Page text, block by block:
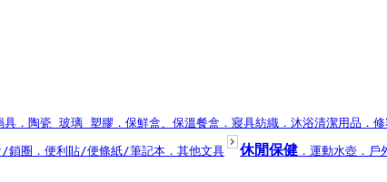
具 ．陶瓷 玻璃 塑膠 ．保鮮盒、保溫餐盒 ．寢具紡織 ．沐浴清潔用品 ．
/鎖圈 ．便利貼/便條紙/筆記本 ．其他文具 休閒保健 ．運動水壺 ．戶